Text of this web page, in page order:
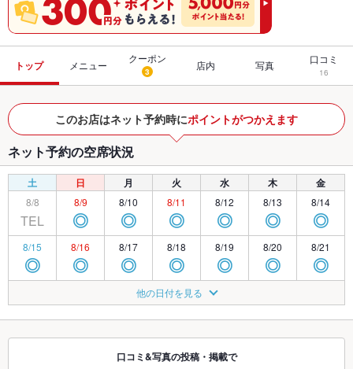
トップ メニュー
クーポン
3 店内 写真 口コミ
16
このお店はネット予約時にポイントがつかえます
ネット予約の空席状況
土 日 月 火 水 木 金
8/8
TEL
8/9
◎
8/10
◎
8/11
◎
8/12
◎
8/13
◎
8/14
◎
8/15
◎
8/16
◎
8/17
◎
8/18
◎
8/19
◎
8/20
◎
8/21
◎
◎ ◎
8/24
◎
8/25
◎
8/26
◎ ◎ ◎
8/29 8/30 8/31
◎
9/1
◎
9/2
◎
9/3 9/4
他の日付を見る
口コミ&写真の投稿・掲載で